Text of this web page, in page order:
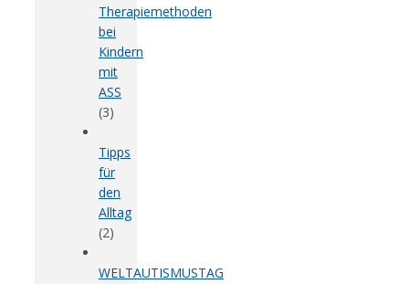
Therapiemethoden
bei
Kindern
mit
ASS
(3)
Tipps
für
den
Alltag
(2)
WELTAUTISMUSTAG